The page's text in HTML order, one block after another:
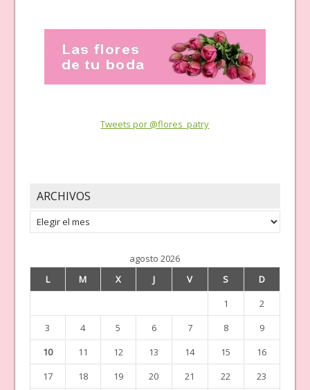
Tweets por @flores_patry
ARCHIVOS
Archivos
agosto 2026
L
M X J V S
D
1
2
3
4 5 6 7 8
9
10
11 12 13 14 15
16
17
18 19 20 21 22
23